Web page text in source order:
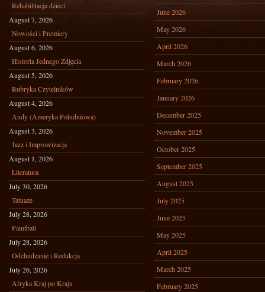
Rehabilitacja dzieci
August 7, 2026
Nowości i Premiery
August 6, 2026
Historia Jednego Zdjęcia
August 5, 2026
Rubryka Czytelników
August 4, 2026
Andy (Ameryka Południowa)
August 3, 2026
Jazz i Improwizacja
August 1, 2026
Literatura
July 30, 2026
Tatuaże
July 28, 2026
Paintball
July 28, 2026
Odchudzanie i Redukcja
July 26, 2026
Afryka Kraj po Kraju
June 2026
May 2026
April 2026
March 2026
February 2026
January 2026
December 2025
November 2025
October 2025
September 2025
August 2025
July 2025
June 2025
May 2025
April 2025
March 2025
February 2025